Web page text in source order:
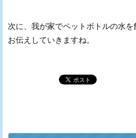
次に、我が家でペットボトルの水
お伝えしていきますね。